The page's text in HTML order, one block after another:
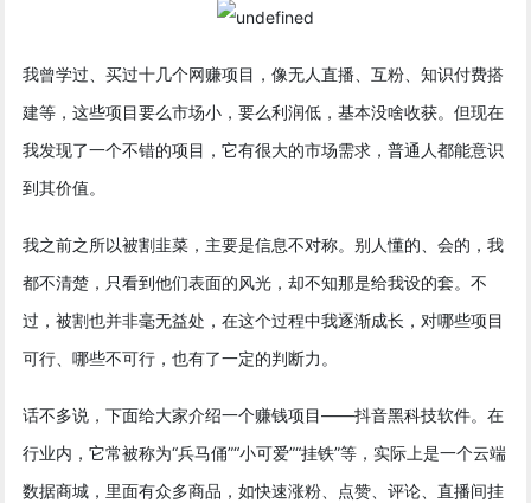
我曾学过、买过十几个网赚项目，像无人直播、互粉、知识付费搭
建等，这些项目要么市场小，要么利润低，基本没啥收获。但现在
我发现了一个不错的项目，它有很大的市场需求，普通人都能意识
到其价值。
我之前之所以被割韭菜，主要是信息不对称。别人懂的、会的，我
都不清楚，只看到他们表面的风光，却不知那是给我设的套。不
过，被割也并非毫无益处，在这个过程中我逐渐成长，对哪些项目
可行、哪些不可行，也有了一定的判断力。
话不多说，下面给大家介绍一个赚钱项目——抖音黑科技软件。在
行业内，它常被称为“兵马俑”“小可爱”“挂铁”等，实际上是一个云端
数据商城，里面有众多商品，如快速涨粉、点赞、评论、直播间挂